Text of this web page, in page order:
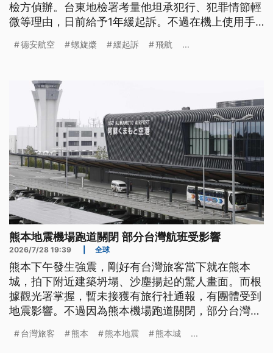
檢方偵辦。台東地檢署考量他坦承犯行、犯罪情節輕
微等理由，日前給予1年緩起訴。不過在機上使用手
原廠執行3C干擾認證，加上機上沒有空服員，為確
德安航空 螺旋槳 緩起訴 飛航 ...
熊本地震機場跑道關閉 部分台灣航班受影響
2026/7/28 19:39 全球
熊本下午發生強震，剛好有台灣旅客當下就在熊本
城，拍下附近建築坍塌、沙塵揚起的驚人畫面。而根
據觀光署掌握，暫未接獲有旅行社通報，有團體受到
地震影響。不過因為熊本機場跑道關閉，部分台灣往
文，密切關注當地情勢，台灣已經準備好隨時提供協
台灣旅客 熊本 熊本地震 熊本城 ...